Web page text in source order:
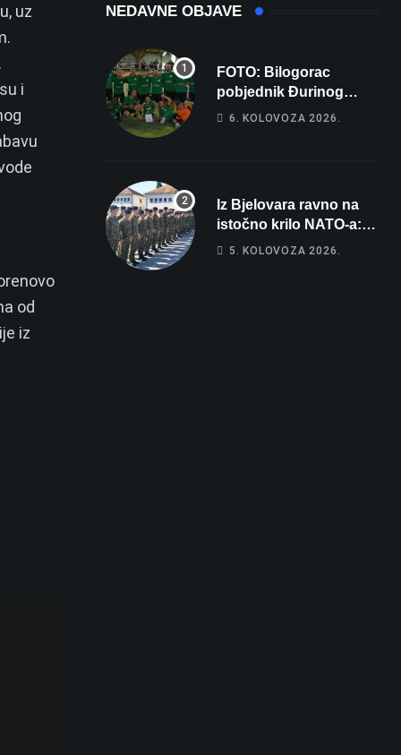
uz
i
od
iz
NEDAVNE OBJAVE
FOTO: Bilogorac
pobjednik Đurinog
memorijala
6. KOLOVOZA 2026.
Iz Bjelovara ravno na
istočno krilo NATO-a:
Evo kamo odlazi 82
5. KOLOVOZA 2026.